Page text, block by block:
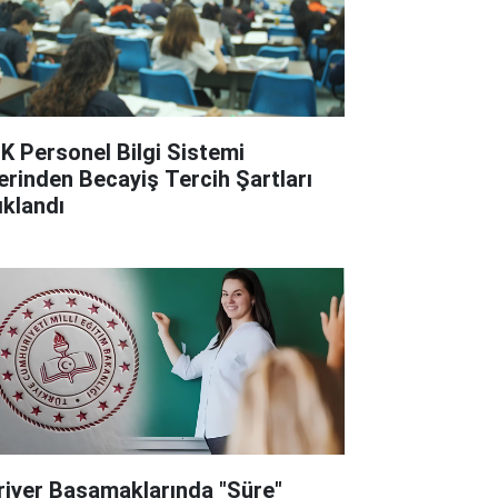
Personel Bilgi Sistemi
Becayiş Tercih Şartları
Basamaklarında "Süre"